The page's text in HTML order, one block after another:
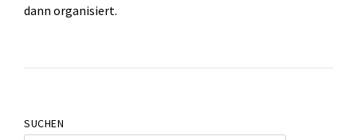
dann organisiert.
SUCHEN